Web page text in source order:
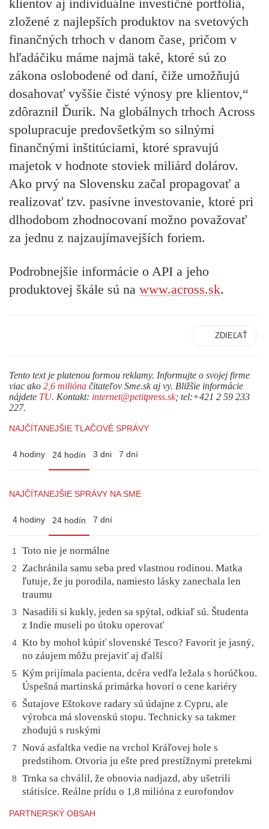
klientov aj individuálne investičné portfóliá,
zložené z najlepších produktov na svetových
finančných trhoch v danom čase, pričom v
hľadáčiku máme najmä také, ktoré sú zo
zákona oslobodené od daní, čiže umožňujú
dosahovať vyššie čisté výnosy pre klientov,“
zdôraznil Ďurik. Na globálnych trhoch Across
spolupracuje predovšetkým so silnými
finančnými inštitúciami, ktoré spravujú
majetok v hodnote stoviek miliárd dolárov.
Ako prvý na Slovensku začal propagovať a
realizovať tzv. pasívne investovanie, ktoré pri
dlhodobom zhodnocovaní možno považovať
za jednu z najzaujímavejších foriem.
Podrobnejšie informácie o API a jeho
produktovej škále sú na www.across.sk.
ZDIEĽAŤ
Tento text je platenou formou reklamy. Informujte o svojej firme
viac ako 2,6 milióna čitateľov Sme.sk aj vy. Bližšie informácie
nájdete TU. Kontakt: internet@petitpress.sk; tel:+421 2 59 233
227.
NAJČÍTANEJŠIE TLAČOVÉ SPRÁVY
4 hodiny 24 hodín 3 dni 7 dní
NAJČÍTANEJŠIE SPRÁVY NA SME
4 hodiny 24 hodín 7 dní
1 Toto nie je normálne
2
Zachránila samu seba pred vlastnou rodinou. Matka
ľutuje, že ju porodila, namiesto lásky zanechala len
traumu
3
Nasadili si kukly, jeden sa spýtal, odkiaľ sú. Študenta
z Indie museli po útoku operovať
4 Kto by mohol kúpiť slovenské Tesco? Favorit je jasný,
no záujem môžu prejaviť aj ďalší
5
Kým prijímala pacienta, dcéra vedľa ležala s horúčkou.
Úspešná martinská primárka hovorí o cene kariéry
6
Šutajove Eštokove radary sú údajne z Cypru, ale
výrobca má slovenskú stopu. Technicky sa takmer
zhodujú s ruskými
7
Nová asfaltka vedie na vrchol Kráľovej hole s
predstihom. Otvoria ju ešte pred prestížnymi pretekmi
8
Trnka sa chválil, že obnovia nadjazd, aby ušetrili
státisíce. Reálne prídu o 1,8 milióna z eurofondov
PARTNERSKÝ OBSAH